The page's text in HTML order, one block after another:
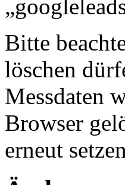
Bitte
löschen
Messdaten
Browser
erneut